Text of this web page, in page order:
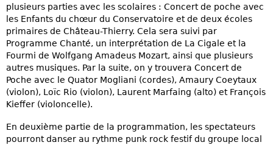
plusieurs parties avec les scolaires : Concert de poche avec
les Enfants du chœur du Conservatoire et de deux écoles
primaires de Château-Thierry. Cela sera suivi par
Programme Chanté, un interprétation de La Cigale et la
Fourmi de Wolfgang Amadeus Mozart, ainsi que plusieurs
autres musiques. Par la suite, on y trouvera Concert de
Poche avec le Quator Mogliani (cordes), Amaury Coeytaux
(violon), Loïc Rio (violon), Laurent Marfaing (alto) et François
Kieffer (violoncelle).
En deuxième partie de la programmation, les spectateurs
pourront danser au rythme punk rock festif du groupe local